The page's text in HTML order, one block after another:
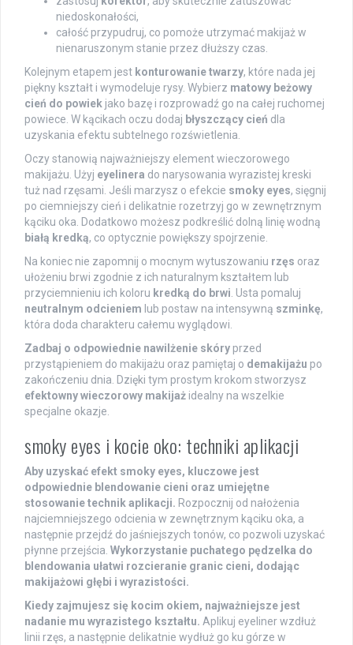
niedoskonałości,
całość przypudruj, co pomoże utrzymać makijaż w
nienaruszonym stanie przez dłuższy czas.
Kolejnym etapem jest konturowanie twarzy, które nada jej
piękny kształt i wymodeluje rysy. Wybierz matowy beżowy
cień do powiek jako bazę i rozprowadź go na całej ruchomej
powiece. W kącikach oczu dodaj błyszczący cień dla
uzyskania efektu subtelnego rozświetlenia.
Oczy stanowią najważniejszy element wieczorowego
makijażu. Użyj eyelinera do narysowania wyrazistej kreski
tuż nad rzęsami. Jeśli marzysz o efekcie smoky eyes, sięgnij
po ciemniejszy cień i delikatnie rozetrzyj go w zewnętrznym
kąciku oka. Dodatkowo możesz podkreślić dolną linię wodną
białą kredką, co optycznie powiększy spojrzenie.
Na koniec nie zapomnij o mocnym wytuszowaniu rzęs oraz
ułożeniu brwi zgodnie z ich naturalnym kształtem lub
przyciemnieniu ich koloru kredką do brwi . Usta pomaluj
neutralnym odcieniem lub postaw na intensywną szminkę,
która doda charakteru całemu wyglądowi.
Zadbaj o odpowiednie nawilżenie skóry przed
przystąpieniem do makijażu oraz pamiętaj o demakijażu po
zakończeniu dnia. Dzięki tym prostym krokom stworzysz
efektowny wieczorowy makijaż idealny na wszelkie
specjalne okazje.
smoky eyes i kocie oko: techniki aplikacji
Aby uzyskać efekt smoky eyes, kluczowe jest
odpowiednie blendowanie cieni oraz umiejętne
stosowanie technik aplikacji. Rozpocznij od nałożenia
najciemniejszego odcienia w zewnętrznym kąciku oka, a
następnie przejdź do jaśniejszych tonów, co pozwoli uzyskać
płynne przejścia. Wykorzystanie puchatego pędzelka do
blendowania ułatwi rozcieranie granic cieni, dodając
makijażowi głębi i wyrazistości.
Kiedy zajmujesz się kocim okiem, najważniejsze jest
nadanie mu wyrazistego kształtu. Aplikuj eyeliner wzdłuż
linii rzęs, a następnie delikatnie wydłuż go ku górze w